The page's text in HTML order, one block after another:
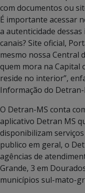
com documentos ou
É importante acessar
a autenticidade
canais? Site oficial,
mesmo nossa Central
quem mora na Capital
reside no interior”,
Informação do Detran-
O Detran-MS conta
aplicativo Detran MS
disponibilizam
publico em geral, o
agências de
Grande, 3 em
municípios sul-mato-